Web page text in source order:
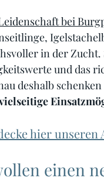
bei
in der Zucht.
und das
deshalb
hier
einen